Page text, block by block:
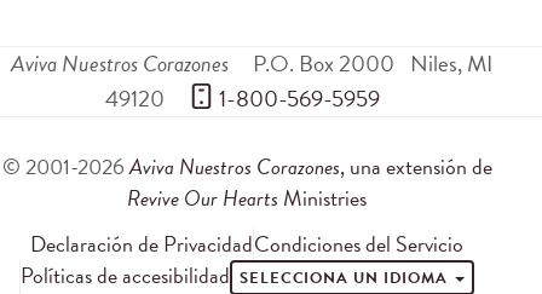
Aviva Nuestros Corazones P.O. Box 2000 Niles,MI
49120
1-800-569-5959
© 2001-2026Aviva Nuestros Corazones, una extensión de
Revive Our Hearts Ministries
Declaración de PrivacidadCondiciones del Servicio
Políticas de accesibilidad SELECCIONA UN IDIOMA